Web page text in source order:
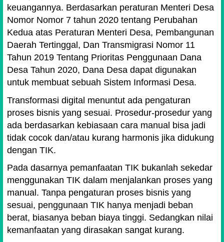
keuangannya. Berdasarkan peraturan Menteri Desa
Nomor Nomor 7 tahun 2020 tentang Perubahan
Kedua atas Peraturan Menteri Desa, Pembangunan
Daerah Tertinggal, Dan Transmigrasi Nomor 11
Tahun 2019 Tentang Prioritas Penggunaan Dana
Desa Tahun 2020, Dana Desa dapat digunakan
untuk membuat sebuah Sistem Informasi Desa.
Transformasi digital menuntut ada pengaturan
proses bisnis yang sesuai. Prosedur-prosedur yang
ada berdasarkan kebiasaan cara manual bisa jadi
tidak cocok dan/atau kurang harmonis jika didukung
dengan TIK.
Pada dasarnya pemanfaatan TIK bukanlah sekedar
menggunakan TIK dalam menjalankan proses yang
manual. Tanpa pengaturan proses bisnis yang
sesuai, penggunaan TIK hanya menjadi beban
berat, biasanya beban biaya tinggi. Sedangkan nilai
kemanfaatan yang dirasakan sangat kurang.